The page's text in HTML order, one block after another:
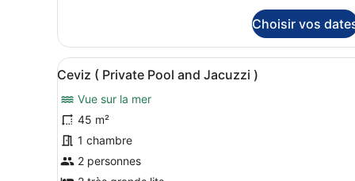
Pool
and
Jacuzzi
)
le
type
de
chambre
Akasya
Private
Pool
and
Jacuzzi
Choisir vos
Afficher
toutes
les
photos
pour
ce
type
Une piscine dotée d’une
12
Ceviz ( Private Pool and Jacuzzi )
Vue sur la mer
45 m²
1 chambre
2 personnes